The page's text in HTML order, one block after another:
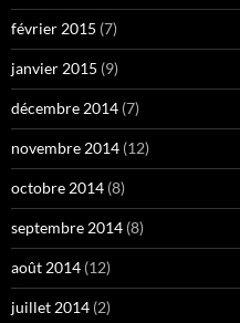
février 2015 (7)
janvier 2015 (9)
décembre 2014 (7)
novembre 2014 (12)
octobre 2014 (8)
septembre 2014 (8)
août 2014 (12)
juillet 2014 (2)